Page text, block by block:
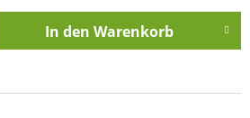
In den Warenkorb